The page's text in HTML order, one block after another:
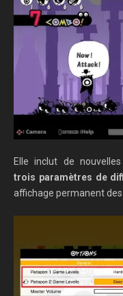
Elle inclut de
trois paramètres de
affichage permanent